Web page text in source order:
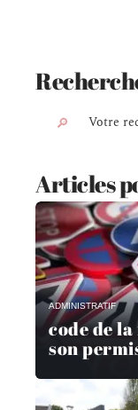
Articles
ADMINISTRATIF
code de
son